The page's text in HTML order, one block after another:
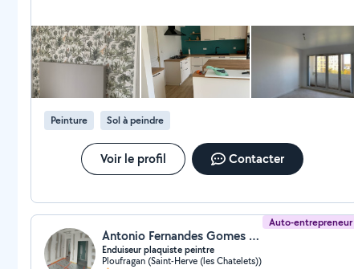
Peinture Sol à peindre
Voir le profil Contacter
Auto-entrepreneur
Antonio Fernandes Gomes (ets Fernandes gomes)
Enduiseur plaquiste peintre
Ploufragan (Saint-Herve (les Chatelets))